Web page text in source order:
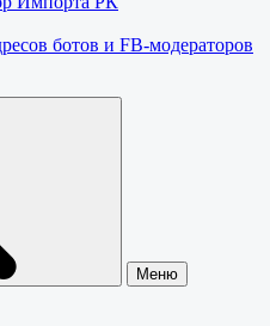
ботов и FB-модераторов
Меню